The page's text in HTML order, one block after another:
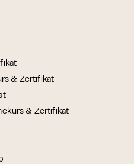
& Zertifikat
& Zertifikat